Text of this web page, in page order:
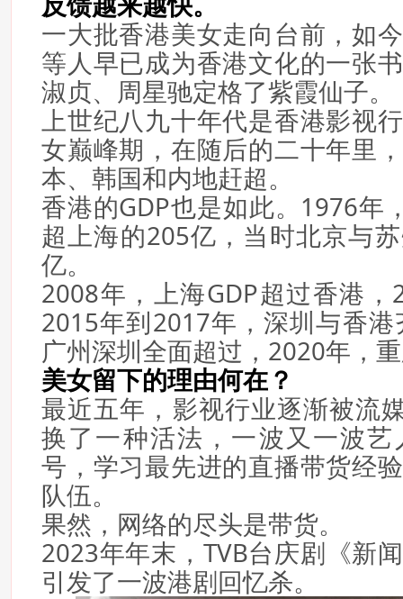
一大批香港美女走向台前，如
等人早已成为香港文化的一张
淑贞、周星驰定格了紫霞仙子。
上世纪八九十年代是香港影视
女巅峰期，在随后的二十年里
本、韩国和内地赶超。
香港的GDP也是如此。1976年
超上海的205亿，当时北京与
亿。
2008年，上海GDP超过香港
2015年到2017年，深圳与香
广州深圳全面超过，2020年，
美女留下的理由何在？
最近五年，影视行业逐渐被流
换了一种活法，一波又一波
号，学习最先进的直播带货经
队伍。
果然，网络的尽头是带货。
2023年年末，TVB台庆剧《新
引发了一波港剧回忆杀。